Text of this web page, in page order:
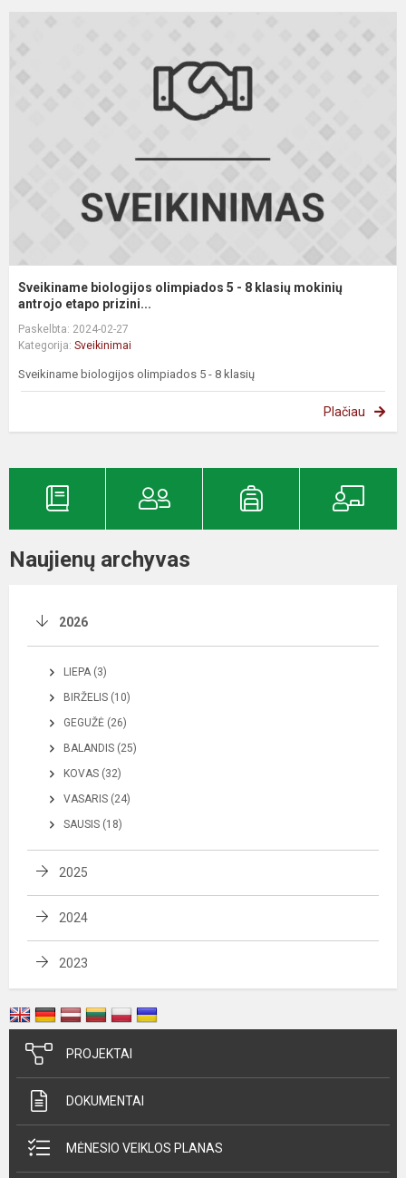
Sveikiname biologijos olimpiados 5 - 8 klasių mokinių
antrojo etapo prizini...
Paskelbta: 2024-02-27
Kategorija: Sveikinimai
Sveikiname biologijos olimpiados 5 - 8 klasių
Plačiau
Naujienų archyvas
2026
LIEPA (3)
BIRŽELIS (10)
GEGUŽĖ (26)
BALANDIS (25)
KOVAS (32)
VASARIS (24)
SAUSIS (18)
2025
2024
2023
PROJEKTAI
DOKUMENTAI
MĖNESIO VEIKLOS PLANAS